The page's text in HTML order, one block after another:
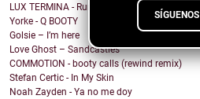
SÍGUENOS
LUX TERMINA - Run Rabbit Run
Yorke - Q BOOTY
Golsie – I’m here
Love Ghost – Sandcastles
COMMOTION - booty calls (rewind remix)
Stefan Certic - In My Skin
Noah Zayden - Ya no me doy